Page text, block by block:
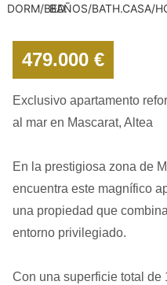
DORM/BED.BAÑOS/BATH.CASA/
479.000 €
Exclusivo apartamento
al mar en Mascarat, Altea
En la prestigiosa zona de
encuentra este magnífico
una propiedad que
entorno privilegiado.
Con una superficie total de